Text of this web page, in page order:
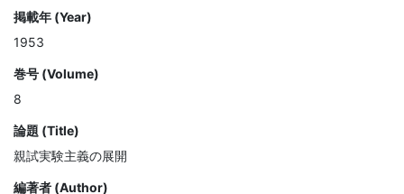
掲載年 (Year)
1953
巻号 (Volume)
8
論題 (Title)
親試実験主義の展開
編著者 (Author)